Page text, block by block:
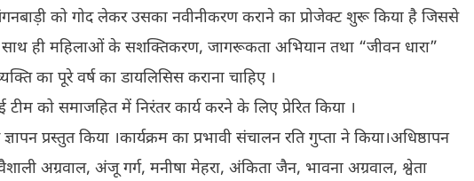
को गोद लेकर उसका नवीनीकरण कराने का प्रोजेक्ट शुरू किया है जिससे
ही महिलाओं के सशक्तिकरण, जागरूकता अभियान तथा “जीवन धारा”
का पूरे वर्ष का डायलिसिस कराना चाहिए ।
टीम को समाजहित में निरंतर कार्य करने के लिए प्रेरित किया ।
प्रस्तुत किया ।कार्यक्रम का प्रभावी संचालन रति गुप्ता ने किया।अधिष्ठापन
अग्रवाल, अंजू गर्ग, मनीषा मेहरा, अंकिता जैन, भावना अग्रवाल, श्वेता